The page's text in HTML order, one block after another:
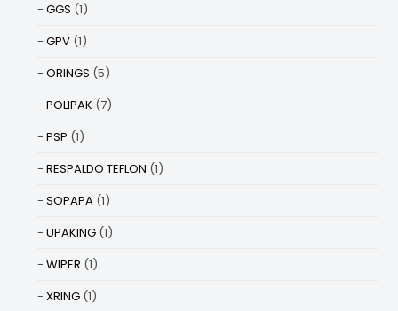
GGS (1)
GPV (1)
ORINGS (5)
POLIPAK (7)
PSP (1)
RESPALDO TEFLON (1)
SOPAPA (1)
UPAKING (1)
WIPER (1)
XRING (1)